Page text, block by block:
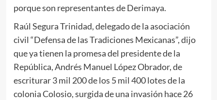
porque son representantes de Derimaya.
Raúl Segura Trinidad, delegado de la asociación
civil “Defensa de las Tradiciones Mexicanas”, dijo
que ya tienen la promesa del presidente de la
República, Andrés Manuel López Obrador, de
escriturar 3 mil 200 de los 5 mil 400 lotes de la
colonia Colosio, surgida de una invasión hace 26